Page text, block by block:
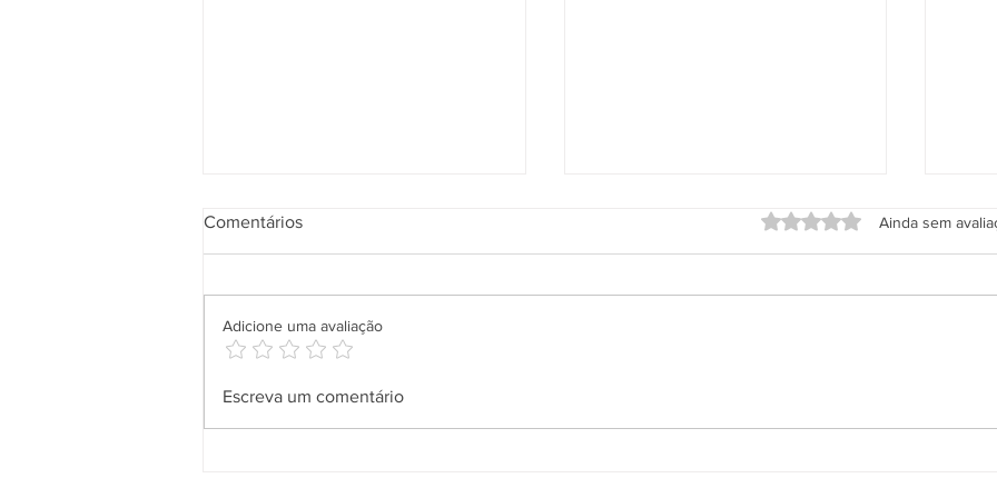
Salineira leva solidariedade a
com entrega de doações da
recursos, melhor usabilidade e
Comentários Avaliado com 0 de 5
Ainda sem
Adicione uma avaliação
Escreva um comentário